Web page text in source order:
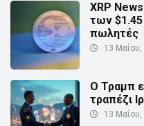
XRP
των
πωλητές
13 Μαΐου,
Ο Τραμπ
τραπέζι
13 Μαΐου,